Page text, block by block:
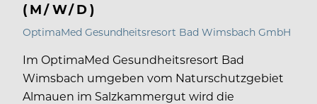
(M/W/D)
OptimaMed Gesundheitsresort Bad Wimsbach GmbH
Im OptimaMed Gesundheitsresort Bad
Wimsbach umgeben vom Naturschutzgebiet
Almauen im Salzkammergut wird die